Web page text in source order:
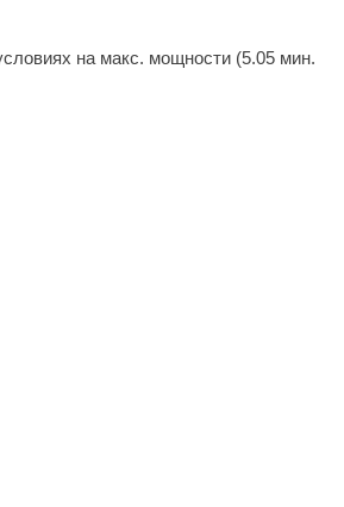
на макс. мощности (5.05 мин.